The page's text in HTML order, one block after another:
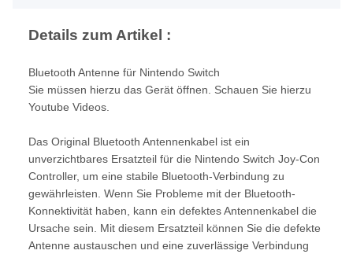
Details zum Artikel :
Bluetooth Antenne für Nintendo Switch
Sie müssen hierzu das Gerät öffnen. Schauen Sie hierzu
Youtube Videos.
Das Original Bluetooth Antennenkabel ist ein
unverzichtbares Ersatzteil für die Nintendo Switch Joy-Con
Controller, um eine stabile Bluetooth-Verbindung zu
gewährleisten. Wenn Sie Probleme mit der Bluetooth-
Konnektivität haben, kann ein defektes Antennenkabel die
Ursache sein. Mit diesem Ersatzteil können Sie die defekte
Antenne austauschen und eine zuverlässige Verbindung